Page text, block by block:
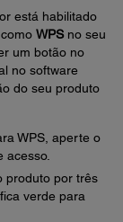
está habilitado
WPSno seu
um botão no
no software
do seu produto
WPS, aperte o
acesso.
produto por três
verde para